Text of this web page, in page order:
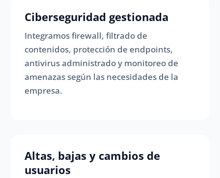
Ciberseguridad gestionada
Integramos firewall, filtrado de
contenidos, protección de endpoints,
antivirus administrado y monitoreo de
amenazas según las necesidades de la
empresa.
Altas, bajas y cambios de
usuarios